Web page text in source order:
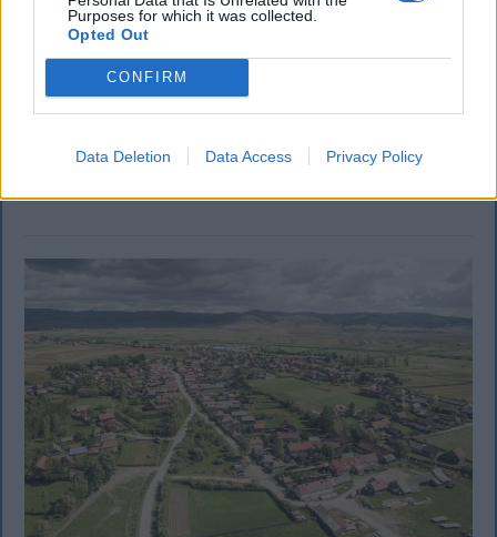
Purposes for which it was collected.
Opted Out
CONFIRM
Data Deletion Data Access Privacy Policy
CFR, kikapott a Győr és a Loki is
Súlyos vereséget szenvedett hazai pályán a
Kolozsvári CFR a Konferencia Liga selejtezőjének
Győr és a Debrecen is hátrányból várja a